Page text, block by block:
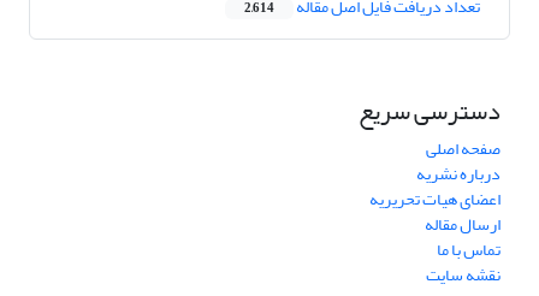
تعداد دریافت فایل اصل مقاله 2,614
دسترسی سریع
صفحه اصلی
درباره نشریه
اعضای هیات تحریریه
ارسال مقاله
تماس با ما
نقشه سایت